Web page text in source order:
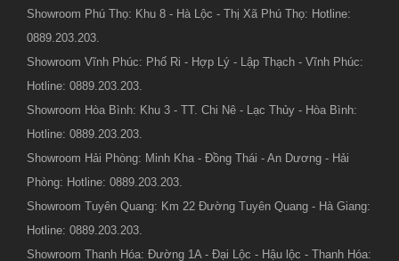
Showroom Phú Thọ: Khu 8 - Hà Lộc - Thị Xã Phú Thọ: Hotline:
0889.203.203.
Showroom Vĩnh Phúc: Phố Ri - Hợp Lý - Lập Thạch - Vĩnh Phúc:
Hotline: 0889.203.203.
Showroom Hòa Bình: Khu 3 - TT. Chi Nê - Lạc Thủy - Hòa Bình:
Hotline: 0889.203.203.
Showroom Hải Phòng: Minh Kha - Đồng Thái - An Dương - Hải
Phòng: Hotline: 0889.203.203.
Showroom Tuyên Quang: Km 22 Đường Tuyên Quang - Hà Giang:
Hotline: 0889.203.203.
Showroom Thanh Hóa: Đường 1A - Đại Lộc - Hậu lộc - Thanh Hóa: